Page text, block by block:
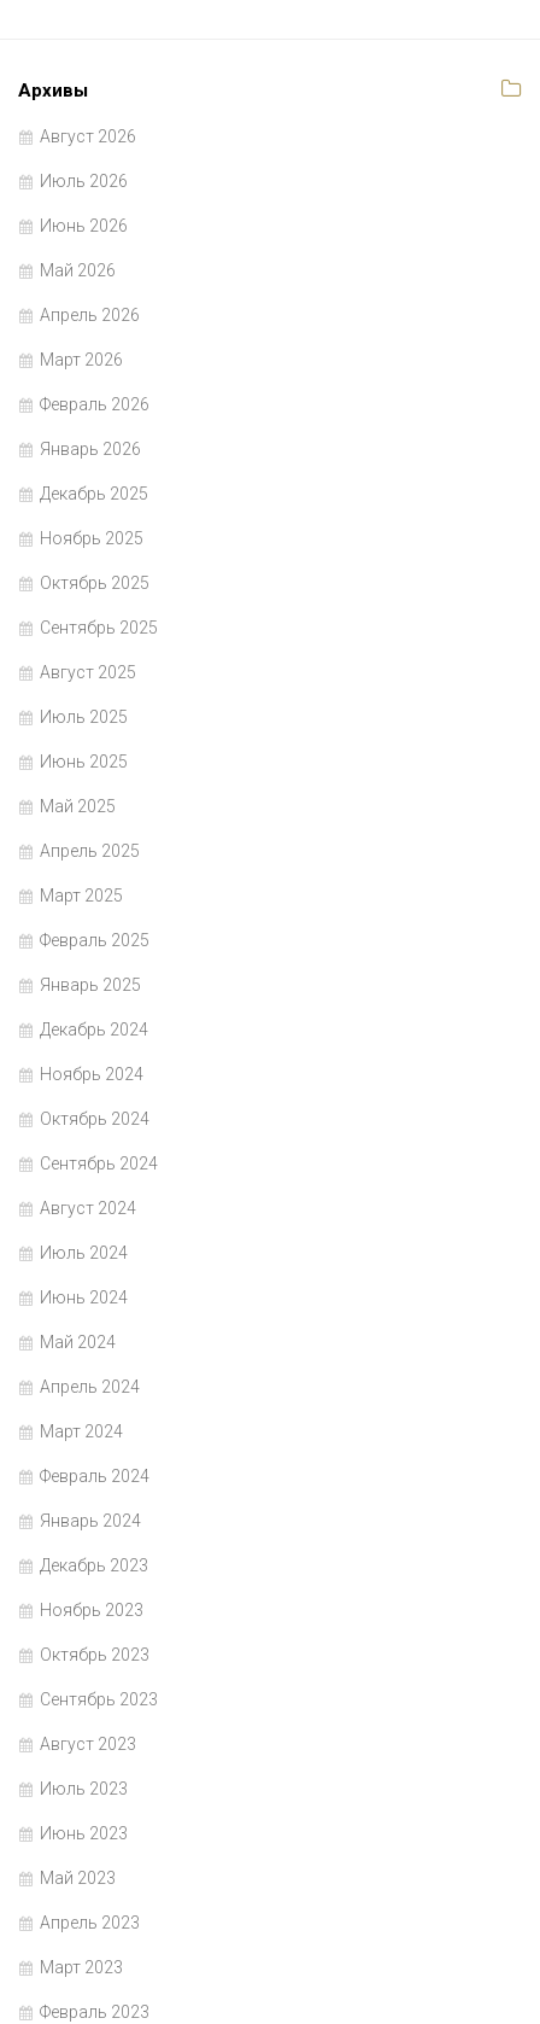
Архивы
Август 2026
Июль 2026
Июнь 2026
Май 2026
Апрель 2026
Март 2026
Февраль 2026
Январь 2026
Декабрь 2025
Ноябрь 2025
Октябрь 2025
Сентябрь 2025
Август 2025
Июль 2025
Июнь 2025
Май 2025
Апрель 2025
Март 2025
Февраль 2025
Январь 2025
Декабрь 2024
Ноябрь 2024
Октябрь 2024
Сентябрь 2024
Август 2024
Июль 2024
Июнь 2024
Май 2024
Апрель 2024
Март 2024
Февраль 2024
Январь 2024
Декабрь 2023
Ноябрь 2023
Октябрь 2023
Сентябрь 2023
Август 2023
Июль 2023
Июнь 2023
Май 2023
Апрель 2023
Март 2023
Февраль 2023